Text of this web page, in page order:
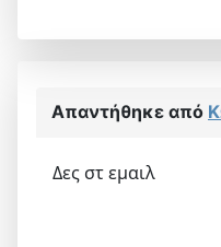
Απαντήθηκε από
Δες στ εμαιλ